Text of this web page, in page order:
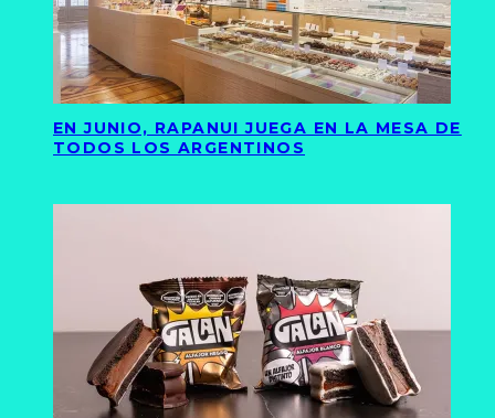
EN JUNIO, RAPANUI JUEGA EN LA MESA DE
TODOS LOS ARGENTINOS